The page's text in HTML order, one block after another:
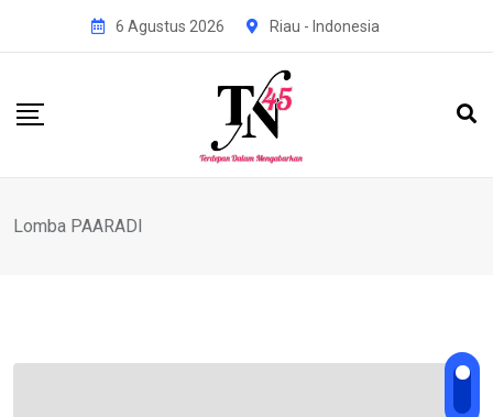
6 Agustus 2026 Riau - Indonesia
Lomba PAARADI